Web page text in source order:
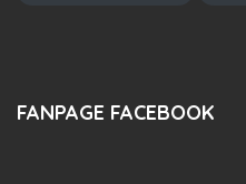
FANPAGE FACEBOOK